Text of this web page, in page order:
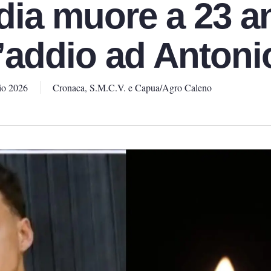
muore a 23
ad
2026 Cronaca, S.M.C.V. e Capua/Agro Caleno